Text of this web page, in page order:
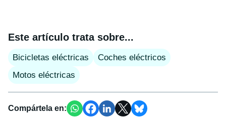
Este artículo trata sobre...
Bicicletas eléctricas
Coches eléctricos
Motos eléctricas
Compártela en: